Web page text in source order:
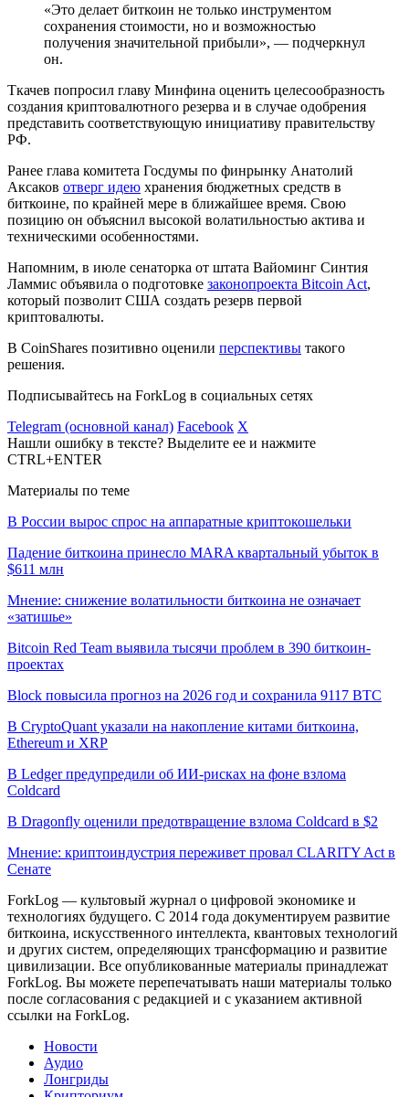
«Это делает биткоин не только инструментом
сохранения стоимости, но и возможностью
получения значительной прибыли», — подчеркнул
он.
Ткачев попросил главу Минфина оценить целесообразность
создания криптовалютного резерва и в случае одобрения
представить соответствующую инициативу правительству
РФ.
Ранее глава комитета Госдумы по финрынку Анатолий
Аксаков отверг идею хранения бюджетных средств в
биткоине, по крайней мере в ближайшее время. Свою
позицию он объяснил высокой волатильностью актива и
техническими особенностями.
Напомним, в июле сенаторка от штата Вайоминг Синтия
Ламмис объявила о подготовке законопроекта Bitcoin Act,
который позволит США создать резерв первой
криптовалюты.
В CoinShares позитивно оценили перспективы такого
решения.
Подписывайтесь на ForkLog в социальных сетях
Telegram (основной канал) Facebook X
Нашли ошибку в тексте? Выделите ее и нажмите
CTRL+ENTER
Материалы по теме
В России вырос спрос на аппаратные криптокошельки
Падение биткоина принесло MARA квартальный убыток в
$611 млн
Мнение: снижение волатильности биткоина не означает
«затишье»
Bitcoin Red Team выявила тысячи проблем в 390 биткоин-
проектах
Block повысила прогноз на 2026 год и сохранила 9117 BTC
В CryptoQuant указали на накопление китами биткоина,
Ethereum и XRP
В Ledger предупредили об ИИ-рисках на фоне взлома
Coldcard
В Dragonfly оценили предотвращение взлома Coldcard в $2
Мнение: криптоиндустрия переживет провал CLARITY Act в
Сенате
ForkLog — культовый журнал о цифровой экономике и
технологиях будущего. С 2014 года документируем развитие
биткоина, искусственного интеллекта, квантовых технологий
и других систем, определяющих трансформацию и развитие
цивилизации. Все опубликованные материалы принадлежат
ForkLog. Вы можете перепечатывать наши материалы только
после согласования с редакцией и с указанием активной
ссылки на ForkLog.
Новости
Аудио
Лонгриды